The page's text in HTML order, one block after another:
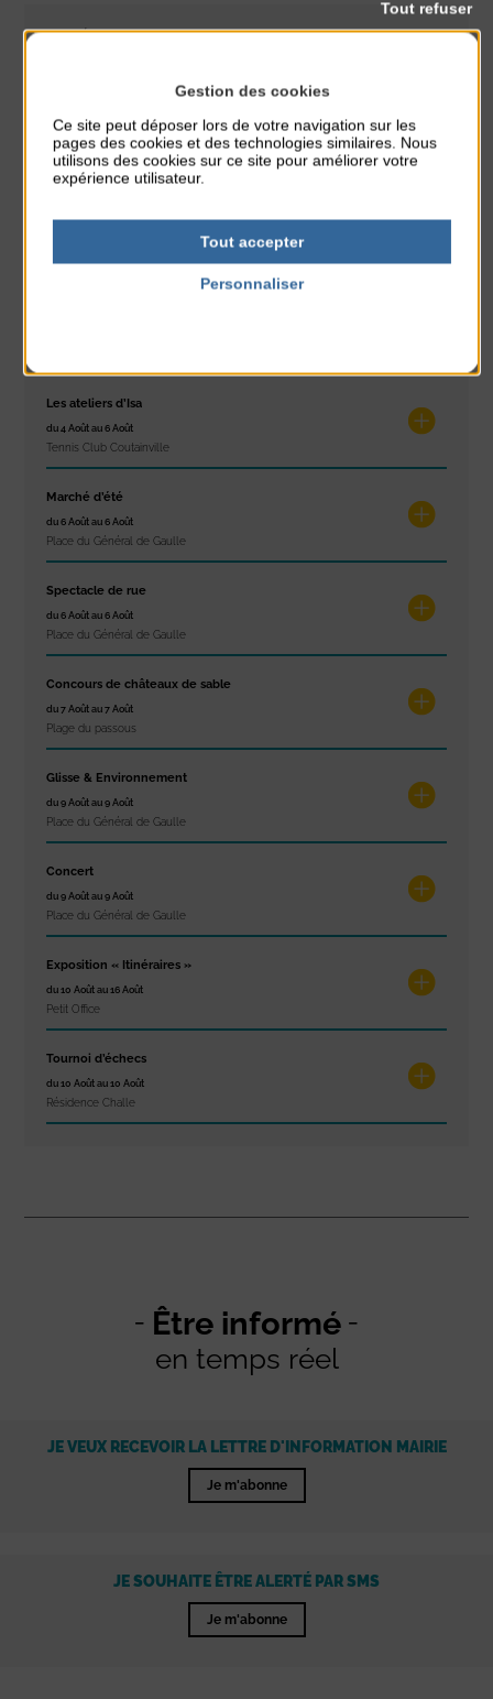
CLASSÉ DANS :
PARTAGER CETTE INFO :
À noter aussi
Les ateliers d’Isa
du 4 Août au 6 Août
Tennis Club Coutainville
Marché d’été
du 6 Août au 6 Août
Place du Général de Gaulle
Spectacle de rue
du 6 Août au 6 Août
Place du Général de Gaulle
Concours de châteaux de sable
du 7 Août au 7 Août
Plage du passous
Glisse & Environnement
du 9 Août au 9 Août
Place du Général de Gaulle
Concert
du 9 Août au 9 Août
Place du Général de Gaulle
Exposition « Itinéraires »
du 10 Août au 16 Août
Petit Office
Tournoi d’échecs
du 10 Août au 10 Août
Résidence Challe
Être informé
en temps réel
JE VEUX RECEVOIR LA LETTRE D'INFORMATION MAIRIE
Je m'abonne
JE SOUHAITE ÊTRE ALERTÉ PAR SMS
Je m'abonne
Gestion des cookies
Ce site peut déposer lors de votre navigation sur les
pages des cookies et des technologies similaires. Nous
utilisons des cookies sur ce site pour améliorer votre
expérience utilisateur.
Tout accepter
Tout refuser
Personnaliser